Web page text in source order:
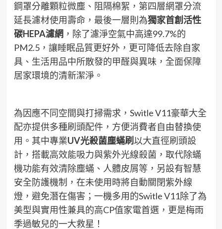
鋼罩分離顆粒微塵、阻隔棉絮，第四層網罩分流
延長濾材使用壽命，最後一層則為獨家首創活性
碳HEPA濾網 ，除了濾淨空氣中高達99.7%的
PM2.5，讓睡眠品質更好外，更可降低去除自家
具、生活用品中所散發的甲醛與異味，全面保障
居家環境的清新潔淨。
為因應不同空間與打掃需求，Switle V11豪華大全
配亦提供多種刷頭配件，方便消費者自由替換使
用。其中專業UV光殺菌塵蟎刷以大直徑刷頭設
計，搭載高效能吸力與紫外光線殺菌，取代除蟎
機功能有效清除塵蟎、人體皮屑等，另設有智慧
安全防護機制，在未使用時將自動關閉紫外線
燈，避免潛在傷害；一機多用的Switle V11除了為
美型與實用性兼具的高CP值家電首選，更是梅雨
季過敏兒的一大救星！